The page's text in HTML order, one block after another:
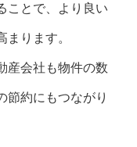
ことで、より良い
ります。
産会社も物件の数
節約にもつながり